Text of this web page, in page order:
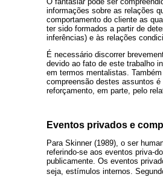
informações sobre as relações
comportamento do cliente as
ter sido formados a partir de
inferências) e às relações
É necessário discorrer
devido ao fato de este trabalho
em termos mentalistas.
compreensão destes assuntos
reforçamento, em parte, pelo
Eventos privados e
Para Skinner (1989), o ser
referindo-se aos eventos priva-
publicamente. Os eventos
seja, estímulos internos.